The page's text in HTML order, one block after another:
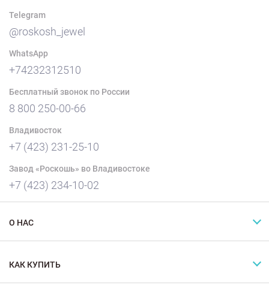
Telegram
@roskosh_jewel
WhatsApp
+74232312510
Бесплатный звонок по России
8 800 250-00-66
Владивосток
+7 (423) 231-25-10
Завод «Роскошь» во Владивостоке
+7 (423) 234-10-02
О НАС
КАК КУПИТЬ